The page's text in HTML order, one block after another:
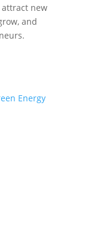
new
and
Energy